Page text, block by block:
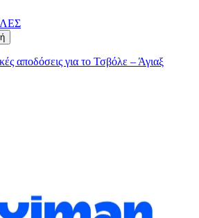
αποδόσεις για το Τσβόλε – Άγιαξ